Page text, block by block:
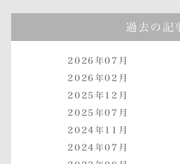
過去の記
2026年07月
2026年02月
2025年12月
2025年07月
2024年11月
2024年07月